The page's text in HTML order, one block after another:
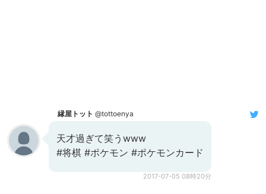
縁屋トット @tottoenya
天才過ぎて笑うwww
#将棋 #ポケモン #ポケモンカード
2017-07-05 08時20分